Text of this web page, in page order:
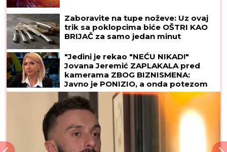
Zaboravite na tupe noževe: Uz ovaj
trik sa poklopcima biće OŠTRI KAO
BRIJAČ za samo jedan minut
"Jedini je rekao "NEĆU NIKAD!"
Jovana Jeremić ZAPLAKALA pred
kamerama ZBOG BIZNISMENA:
Javno je PONIZIO, a onda potezom
iznenadio javnost!